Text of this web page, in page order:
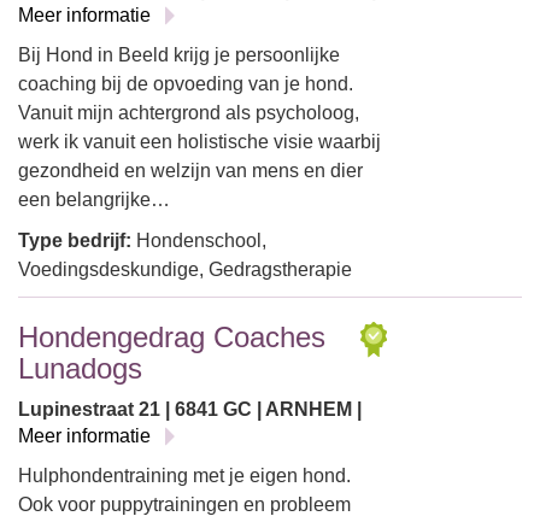
Meer informatie
Bij Hond in Beeld krijg je persoonlijke
coaching bij de opvoeding van je hond.
Vanuit mijn achtergrond als psycholoog,
werk ik vanuit een holistische visie waarbij
gezondheid en welzijn van mens en dier
een belangrijke…
Type bedrijf: Hondenschool,
Voedingsdeskundige, Gedragstherapie
Hondengedrag Coaches
Lunadogs
Lupinestraat 21 | 6841 GC | ARNHEM |
Meer informatie
Hulphondentraining met je eigen hond.
Ook voor puppytrainingen en probleem